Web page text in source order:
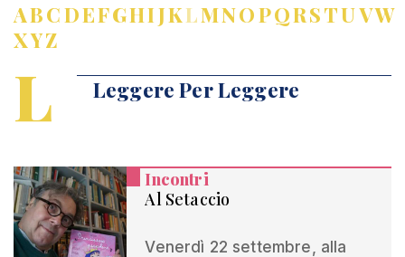
ABCDEFGHIJKLMNOPQRSTUVW
XYZ
L Leggere Per Leggere
Incontri
Al Setaccio
Venerdì 22 settembre, alla